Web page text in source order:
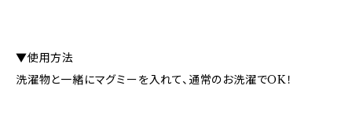
▼使用方法
洗濯物と一緒にマグミーを入れて、通常のお洗濯でOK！